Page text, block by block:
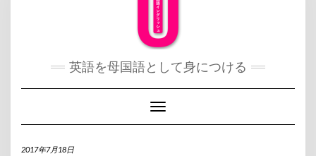
英語を母国語として身につける
Toggle Navigation
2017年7月18日